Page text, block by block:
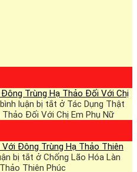
Trùng Hạ Thảo Đối Với Chị
luận bị tắt ở Tác Dụng Thật
Đối Với Chị Em Phụ Nữ
Với Đông Trùng Hạ Thảo Thiên
bị tắt ở Chống Lão Hóa Làn
Thiên Phúc